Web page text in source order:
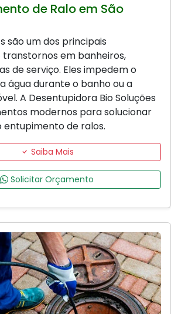
de Ralo em São
são um dos principais
transtornos em banheiros,
de serviço. Eles impedem o
água durante o banho ou a
A Desentupidora Bio Soluções
modernos para solucionar
de ralos.
Saiba Mais
Solicitar Orçamento